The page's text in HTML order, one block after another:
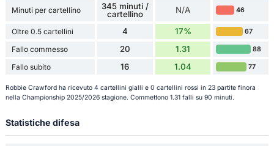
Minuti per cartellino
345 minuti /
cartellino
N/A 46
Oltre 0.5 cartellini 4 17% 67
Fallo commesso 20 1.31 88
Fallo subito 16 1.04 77
Robbie Crawford ha ricevuto 4 cartellini gialli e 0 cartellini rossi in 23 partite finora
nella Championship 2025/2026 stagione. Commettono 1.31 falli su 90 minuti.
Statistiche difesa